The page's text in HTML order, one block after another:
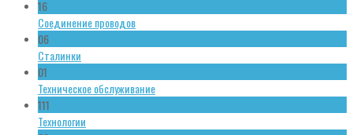
16
Соединение проводов
06
Сталинки
01
Техническое обслуживание
111
Технологии